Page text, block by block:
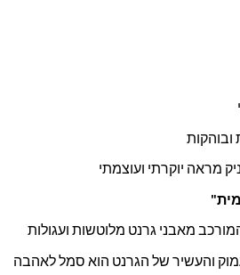
ובוהקות
מראה יוקרתי ועוצמתי
מאבני גרנט מלוטשות ועגולות
והעשיר של הגרנט הוא סמל לאהבה